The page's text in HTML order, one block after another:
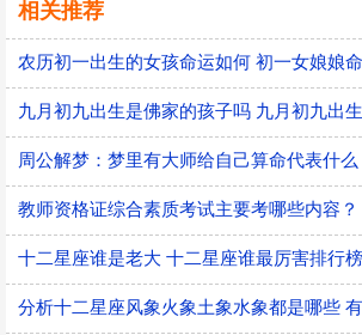
相关推荐
教师资格证综合素质考试主要考哪些内容？
十二星座谁是老大 十二星座谁最厉害排行榜